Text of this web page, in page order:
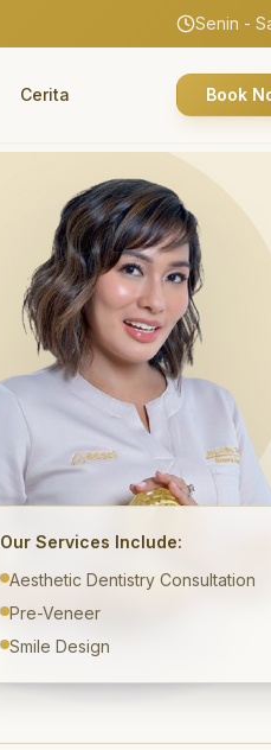
Senin -
Cerita Book
Our Services Include:
Aesthetic Dentistry Consultation
Pre-Veneer
Smile Design